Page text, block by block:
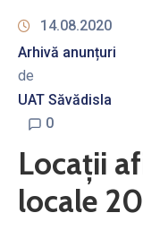
14.08.2020
Arhivă anunțuri
de
UAT Săvădisla
0
Locații
locale